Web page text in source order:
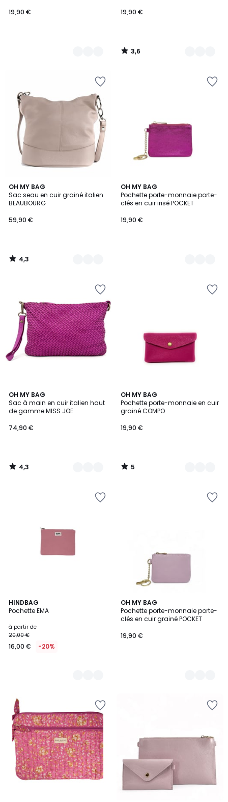
19,90 €
19,90 €
3,6
/
OH MY BAG
Sac seau en cuir grainé italien
BEAUBOURG
59,90 €
4,3
/ 5
21
Couleurs
4,3
/
OH MY BAG
Pochette porte-monnaie porte-
clés en cuir irisé POCKET
19,90 €
8
Couleurs
OH MY BAG
Sac à main en cuir italien haut
de gamme MISS JOE
74,90 €
4,3
/ 5
15
Couleurs
4,3
/
OH MY BAG
Pochette porte-monnaie en cuir
grainé COMPO
19,90 €
5
/
5
25
Couleurs
5
/
HINDBAG
Pochette EMA
à partir de
20,00 €
16,00 € -20%
15
Couleurs
OH MY BAG
Pochette porte-monnaie porte-
clés en cuir grainé POCKET
19,90 €
6
Couleurs